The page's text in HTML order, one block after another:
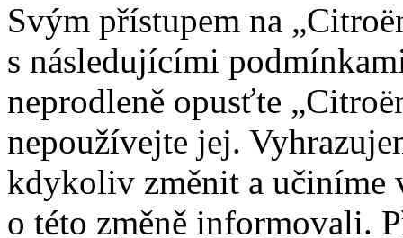
Svým přístupem na
s následujícími
neprodleně opusťte
nepoužívejte jej.
kdykoliv změnit a učiníme
o této změně informovali.